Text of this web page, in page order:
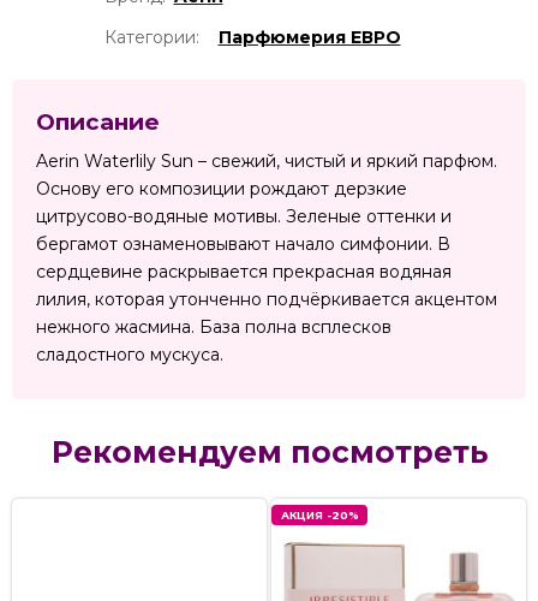
Категории:
Парфюмерия ЕВРО
Описание
Aerin Waterlily Sun – свежий, чистый и яркий парфюм.
Основу его композиции рождают дерзкие
цитрусово-водяные мотивы. Зеленые оттенки и
бергамот ознаменовывают начало симфонии. В
сердцевине раскрывается прекрасная водяная
лилия, которая утонченно подчёркивается акцентом
нежного жасмина. База полна всплесков
сладостного мускуса.
Рекомендуем посмотреть
АКЦИЯ -20%